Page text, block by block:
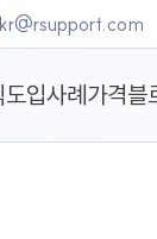
도입사례가격블